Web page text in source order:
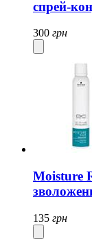
спрей-
300 грн
Moisture
135 грн